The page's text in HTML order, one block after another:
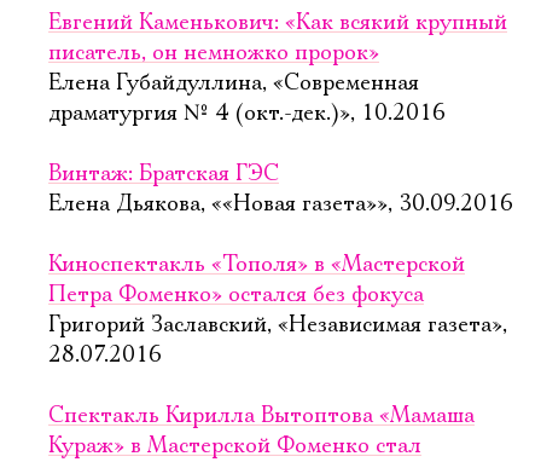
Евгений Каменькович: «Как всякий крупный
писатель, он немножко пророк»
Елена Губайдуллина, «Современная
драматургия № 4 (окт.-дек.)», 10.2016
Винтаж: Братская ГЭС
Елена Дьякова, ««Новая газета»», 30.09.2016
Киноспектакль «Тополя» в «Мастерской
Петра Фоменко» остался без фокуса
Григорий Заславский, «Независимая газета»,
28.07.2016
Спектакль Кирилла Вытоптова «Мамаша
Кураж» в Мастерской Фоменко стал